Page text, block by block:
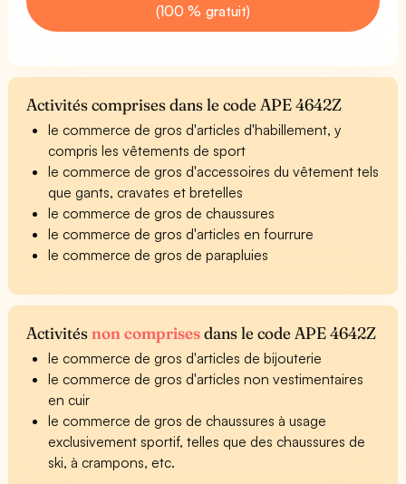
(100 % gratuit)
Activités comprises dans le code APE 4642Z
le commerce de gros d'articles d'habillement, y
compris les vêtements de sport
le commerce de gros d'accessoires du vêtement tels
que gants, cravates et bretelles
le commerce de gros de chaussures
le commerce de gros d'articles en fourrure
le commerce de gros de parapluies
Activitésnon comprisesdans le code APE 4642Z
le commerce de gros d'articles de bijouterie
le commerce de gros d'articles non vestimentaires
en cuir
le commerce de gros de chaussures à usage
exclusivement sportif, telles que des chaussures de
ski, à crampons, etc.